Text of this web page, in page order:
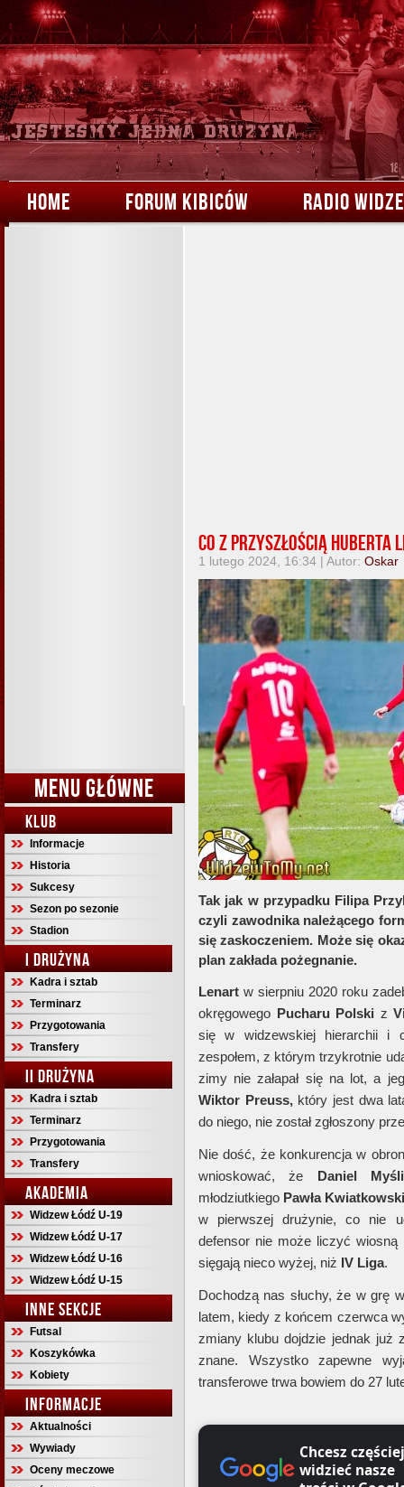
HOME FORUM KIBICÓW RADIO
MENU GŁÓWNE
KLUB
Informacje
Historia
Sukcesy
Sezon po sezonie
Stadion
I DRUŻYNA
Kadra i sztab
Terminarz
Przygotowania
Transfery
II DRUŻYNA
Kadra i sztab
Terminarz
Przygotowania
Transfery
AKADEMIA
Widzew Łódź U-19
Widzew Łódź U-17
Widzew Łódź U-16
Widzew Łódź U-15
INNE SEKCJE
Futsal
Koszykówka
Kobiety
INFORMACJE
Aktualności
Wywiady
Oceny meczowe
Co z przyszłością Huberta
1 lutego 2024, 16:34 | Autor: Oskar
Tak jak w przypadku Filipa
czyli zawodnika należącego
się zaskoczeniem. Może się
plan zakłada pożegnanie.
Lenart w sierpniu 2020 roku
okręgowego Pucharu Polski z
się w widzewskiej hierarchii i
zespołem, z którym trzykrotnie
zimy nie załapał się na lot, a
Wiktor Preuss,który jest dwa
do niego, nie został zgłoszony
Nie dość, że konkurencja w
wnioskować, że Daniel
młodziutkiego Pawła
w pierwszej drużynie, co nie
defensor nie może liczyć
sięgają nieco wyżej, niż IV Liga.
Dochodzą nas słuchy, że w grę
latem, kiedy z końcem czerwca
zmiany klubu dojdzie jednak już
znane. Wszystko zapewne
transferowe trwa bowiem do 27
Chcesz częściej
widzieć nasze